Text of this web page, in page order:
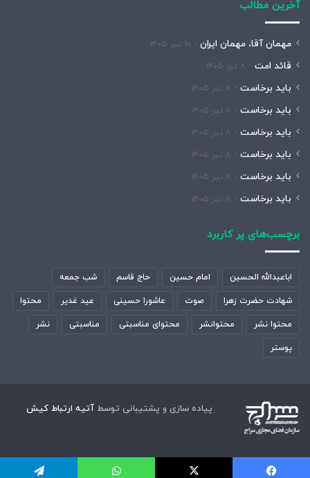
آخرین مطالب
مهمان آقا، مهمان ایران ۱۰ تیر ۱۴۰۵
قائد امت ۸ تیر ۱۴۰۵
باید برخاست ۸ تیر ۱۴۰۵
باید برخاست ۸ تیر ۱۴۰۵
باید برخاست ۸ تیر ۱۴۰۵
باید برخاست ۸ تیر ۱۴۰۵
باید برخاست ۸ تیر ۱۴۰۵
باید برخاست ۸ تیر ۱۴۰۵
برچسب‌های پر کاربرد
اباعبدالله الحسین امام حسین حاج قاسم شب جمعه
شهادت حضرت زهرا صوت عاشورا حسینی عید غدیر محتوا
محتوا نشر محتوانشر محتوای مناسبتی مناسبتی نشر
پوستر
پیاده سازی و پشتیبانی توسط آتیه ارتباط کیش